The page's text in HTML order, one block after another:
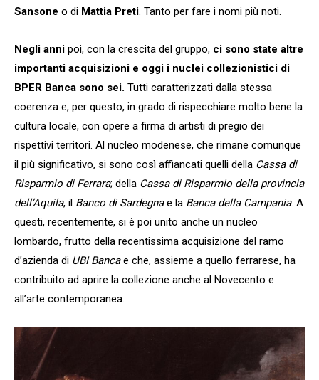
Sansone o di Mattia Preti. Tanto per fare i nomi più noti.
Negli anni poi, con la crescita del gruppo, ci sono state altre
importanti acquisizioni e oggi i nuclei collezionistici di
BPER Banca sono sei. Tutti caratterizzati dalla stessa
coerenza e, per questo, in grado di rispecchiare molto bene la
cultura locale, con opere a firma di artisti di pregio dei
rispettivi territori. Al nucleo modenese, che rimane comunque
il più significativo, si sono così affiancati quelli della Cassa di
Risparmio di Ferrara; della Cassa di Risparmio della provincia
dell’Aquila, il Banco di Sardegnae la Banca della Campania. A
questi, recentemente, si è poi unito anche un nucleo
lombardo, frutto della recentissima acquisizione del ramo
d’azienda di UBI Bancae che, assieme a quello ferrarese, ha
contribuito ad aprire la collezione anche al Novecento e
all’arte contemporanea.